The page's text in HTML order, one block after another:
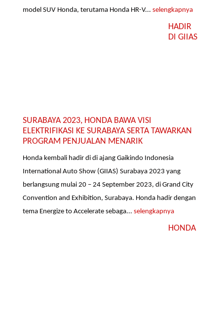
model SUV Honda, terutama Honda HR-V...selengkapnya
HADIR
DI GIIAS
SURABAYA 2023, HONDA BAWA VISI
ELEKTRIFIKASI KE SURABAYA SERTA TAWARKAN
PROGRAM PENJUALAN MENARIK
Honda kembali hadir di di ajang Gaikindo Indonesia
International Auto Show (GIIAS) Surabaya 2023 yang
berlangsung mulai 20 – 24 September 2023, di Grand City
Convention and Exhibition, Surabaya. Honda hadir dengan
tema Energize to Accelerate sebaga...selengkapnya
HONDA